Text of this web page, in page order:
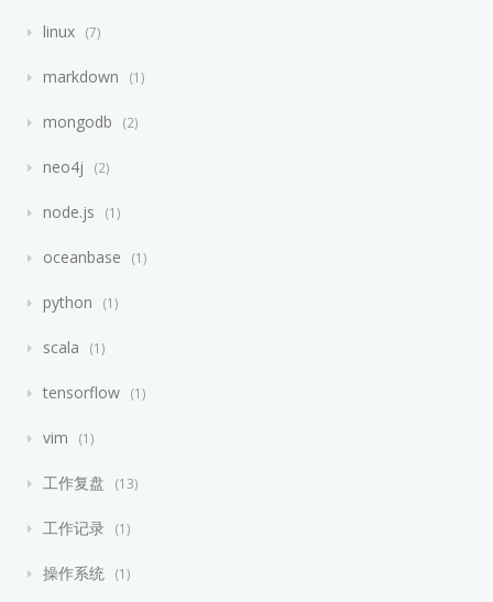
linux 7
markdown 1
mongodb 2
neo4j 2
node.js 1
oceanbase 1
python 1
scala 1
tensorflow 1
vim 1
工作复盘 13
工作记录 1
操作系统 1